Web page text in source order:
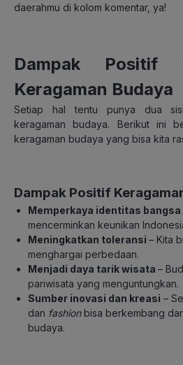
daerahmu di kolom komentar, ya!
Dampak Positif
Keragaman Budaya
Setiap hal tentu punya dua
keragaman budaya. Berikut ini
keragaman budaya yang bisa kita
Dampak Positif
Memperkaya identitas bangsa
mencerminkan keunikan
Meningkatkan toleransi – Kita
menghargai perbedaan.
Menjadi daya tarik wisata –
pariwisata yang menguntungkan.
Sumber inovasi dan kreasi –
dan fashion bisa berkembang
budaya.